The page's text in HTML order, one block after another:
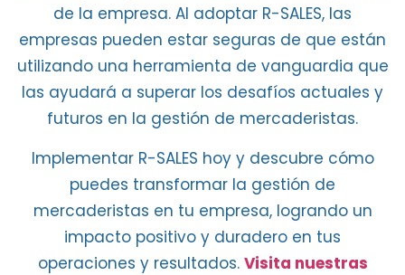
de la empresa. Al adoptar R-SALES, las
empresas pueden estar seguras de que están
utilizando una herramienta de vanguardia que
las ayudará a superar los desafíos actuales y
futuros en la gestión de mercaderistas.
Implementar R-SALES hoy y descubre cómo
puedes transformar la gestión de
mercaderistas en tu empresa, logrando un
impacto positivo y duradero en tus
operaciones y resultados. Visita nuestras